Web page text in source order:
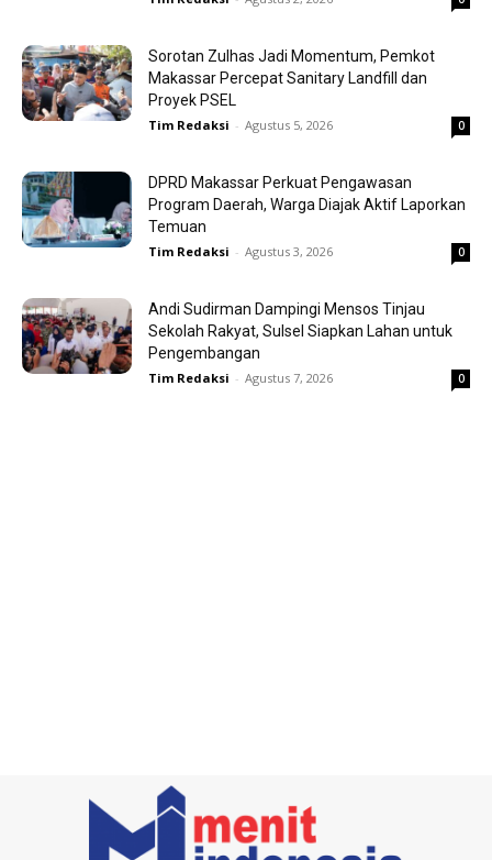
Sorotan Zulhas Jadi Momentum, Pemkot
Makassar Percepat Sanitary Landfill dan
Proyek PSEL
Tim Redaksi - Agustus 5, 2026 0
DPRD Makassar Perkuat Pengawasan
Program Daerah, Warga Diajak Aktif Laporkan
Temuan
Tim Redaksi - Agustus 3, 2026 0
Andi Sudirman Dampingi Mensos Tinjau
Sekolah Rakyat, Sulsel Siapkan Lahan untuk
Pengembangan
Tim Redaksi - Agustus 7, 2026 0